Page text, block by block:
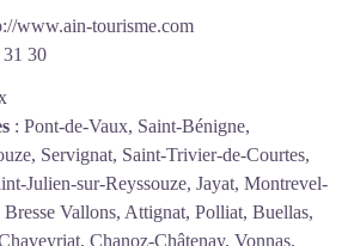
www.ain-tourisme.com
30
: Pont-de-Vaux, Saint-Bénigne,
Servignat, Saint-Trivier-de-Courtes,
Julien-sur-Reyssouze, Jayat, Montrevel-
Vallons, Attignat, Polliat, Buellas,
Chanoz-Châtenay, Vonnas,